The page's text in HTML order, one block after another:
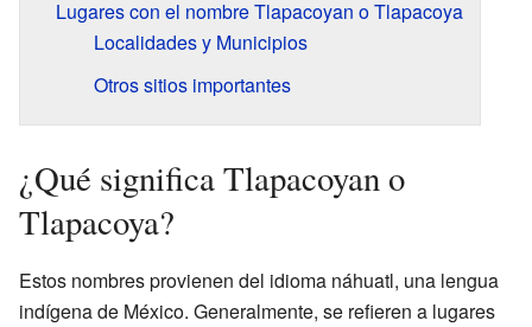
Lugares con el nombre Tlapacoyan o Tlapacoya
Localidades y Municipios
Otros sitios importantes
¿Qué significa Tlapacoyan o
Tlapacoya?
Estos nombres provienen del idioma náhuatl, una lengua
indígena de México. Generalmente, se refieren a lugares